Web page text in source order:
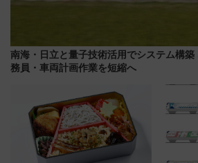
南海・日立と量子技術活用でシステム構
務員・車両計画作業を短縮へ